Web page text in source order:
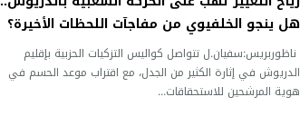
هل ينجو الخلفيوي من مفاجآت اللحظات الأخيرة؟
ناظوربريس:سفيان.ل تتواصل كواليس التزكيات الحزبية بإقليم
الدريوش في إثارة الكثير من الجدل، مع اقتراب موعد الحسم في
هوية المرشحين للاستحقاقات...